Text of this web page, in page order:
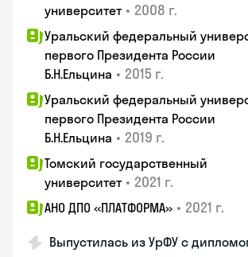
университет • 2008 г.
Уральский федеральный
первого Президента России
Б.Н.Ельцина • 2015 г.
Уральский федеральный
первого Президента России
Б.Н.Ельцина • 2019 г.
Томский государственный
университет • 2021 г.
АНО ДПО «ПЛАТФОРМА» • 2021 г.
Выпустилась из УрФУ с